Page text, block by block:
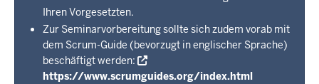
Ihren Vorgesetzten.
Zur Seminarvorbereitung sollte sich zudem vorab mit
dem Scrum-Guide (bevorzugt in englischer Sprache)
beschäftigt werden:
https://www.scrumguides.org/index.html